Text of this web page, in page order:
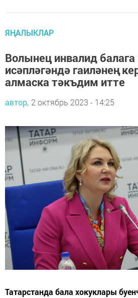
ЯҢАЛЫКЛАР
Волынец инвалид балага
исәпләгәндә гаиләнең
алмаска тәкъдим итте
автор, 2 октябрь 2023 - 14:25
Татарстанда бала хокуклары